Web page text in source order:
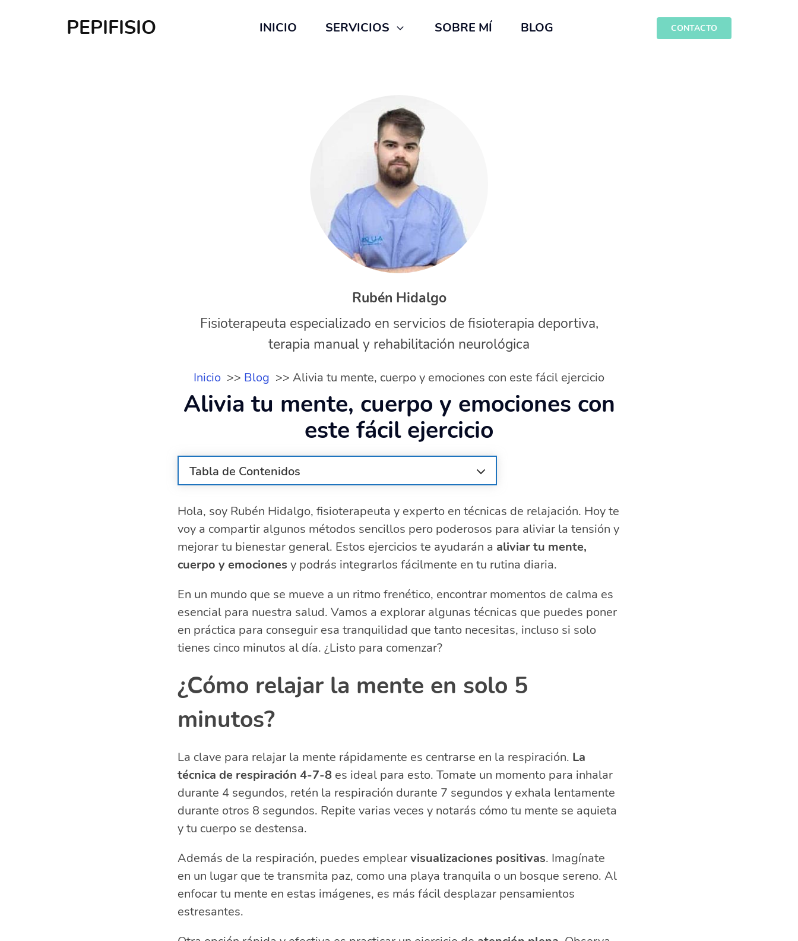
PEPIFISIO INICIO SERVICIOS SOBRE MÍ BLOG CONTACTO
Rubén Hidalgo
Fisioterapeuta especializado en servicios de fisioterapia deportiva,
terapia manual y rehabilitación neurológica
Inicio Blog Alivia tu mente, cuerpo y emociones con este fácil ejercicio
Alivia tu mente, cuerpo y emociones con
este fácil ejercicio
Tabla de Contenidos
Ejercicios de relajación para reducir el estrés efectivamente
Beneficios de la relajación muscular progresiva
Técnicas de atención plena para el equilibrio emocional
Consejos para maximizar los beneficios de la meditación
Preguntas relacionadas sobre técnicas de relajación
¿Qué puedo hacer para calmar mi cuerpo y mi mente?
¿Cómo relajar la mente y el cuerpo?
¿Cómo calmar la ansiedad y los nervios en 5 minutos?
Hola, soy Rubén Hidalgo, fisioterapeuta y experto en técnicas de relajación. Hoy te
voy a compartir algunos métodos sencillos pero poderosos para aliviar la tensión y
mejorar tu bienestar general. Estos ejercicios te ayudarán a aliviar tu mente,
cuerpo y emociones y podrás integrarlos fácilmente en tu rutina diaria.
En un mundo que se mueve a un ritmo frenético, encontrar momentos de calma es
esencial para nuestra salud. Vamos a explorar algunas técnicas que puedes poner
en práctica para conseguir esa tranquilidad que tanto necesitas, incluso si solo
tienes cinco minutos al día. ¿Listo para comenzar?
¿Cómo relajar la mente en solo 5
minutos?
La clave para relajar la mente rápidamente es centrarse en la respiración. La
técnica de respiración 4-7-8es ideal para esto. Tomate un momento para inhalar
durante 4 segundos, retén la respiración durante 7 segundos y exhala lentamente
durante otros 8 segundos. Repite varias veces y notarás cómo tu mente se aquieta
y tu cuerpo se destensa.
Además de la respiración, puedes emplearvisualizaciones positivas. Imagínate
en un lugar que te transmita paz, como una playa tranquila o un bosque sereno. Al
enfocar tu mente en estas imágenes, es más fácil desplazar pensamientos
estresantes.